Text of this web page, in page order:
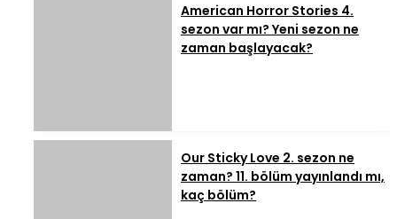
American Horror Stories 4.
sezon var mı? Yeni sezon ne
zaman başlayacak?
Our Sticky Love 2. sezon ne
zaman? 11. bölüm yayınlandı mı,
kaç bölüm?